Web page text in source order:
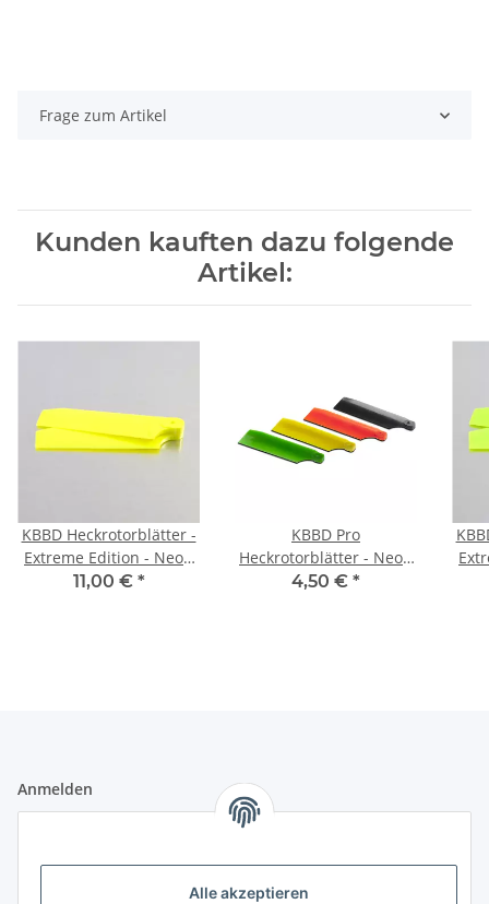
Alle akzeptieren
Frage zum Artikel
Kunden kauften dazu folgende
Artikel:
KBBD Heckrotorblätter -
Extreme Edition - Neon
Yellow - 72mm - 5mm
11,00 € *
KBBD Pro
Heckrotorblätter - Neon
Yellow 61mm
4,50 € *
Anmelden
markierten Felder sind Pflichtfelder.